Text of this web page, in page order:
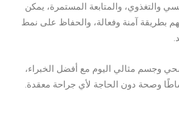
والتغذوي، والمتابعة المستمرة، يمكن
بطريقة آمنة وفعالة، والحفاظ على نمط
وجسم مثالي اليوم مع أفضل الخبراء،
وصحة دون الحاجة لأي جراحة معقدة.